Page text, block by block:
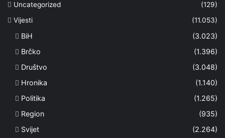
Uncategorized
(129)
Vijesti
(11.053)
BiH
(3.023)
Brčko
(1.396)
Društvo
(3.048)
Hronika
(1.140)
Politika
(1.265)
Region
(935)
Svijet
(2.264)